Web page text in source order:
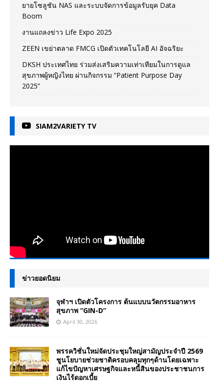
ยายโซลูชัน NAS และระบบจัดการข้อมูลรับยุค Data
Boom
งานแถลงข่าว Life Expo 2025
ZEEN เขย่าตลาด FMCG เปิดตัวเทคโนโลยี AI อัจฉริยะ
DKSH ประเทศไทย ร่วมส่งเสริมความเท่าเทียมในการดูแล
สุขภาพผู้หญิงไทย ผ่านกิจกรรม “Patient Purpose Day
2025”
SIAM2VARIETY TV
ข่าวยอดนิยม
จุฬาฯ เปิดตัวโครงการ ต้นแบบนวัตกรรมอาหาร
สุขภาพ “GIN-D”
April 30, 2026
พรรควิชั่นใหม่จัดประชุมใหญ่สามัญประจำปี 2569
ชูนโยบายช่วยชาติครอบคลุมทุกๆด้านโดยเฉพาะ
แก้ไขปัญหาเศรษฐกิจและหนี้สินของประชาชนการ
เงินไร้ดอกเบี้ย